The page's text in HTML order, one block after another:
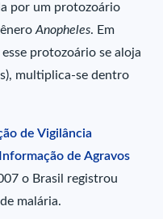
por um protozoário
Anopheles. Em
protozoário se aloja
multiplica-se dentro
de Vigilância
de Agravos
o Brasil registrou
malária.